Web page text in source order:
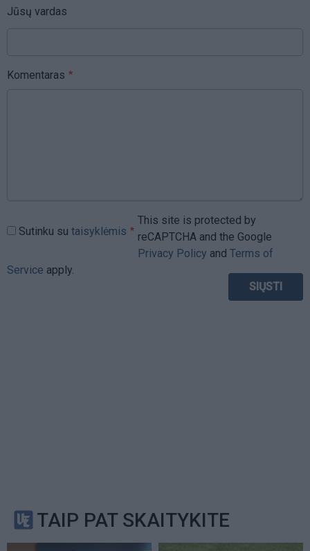
Jūsų vardas
Komentaras
Sutinku su taisyklėmis
This site is protected by
reCAPTCHA and the Google
Privacy Policy and Terms of
Service apply.
TAIP PAT SKAITYKITE